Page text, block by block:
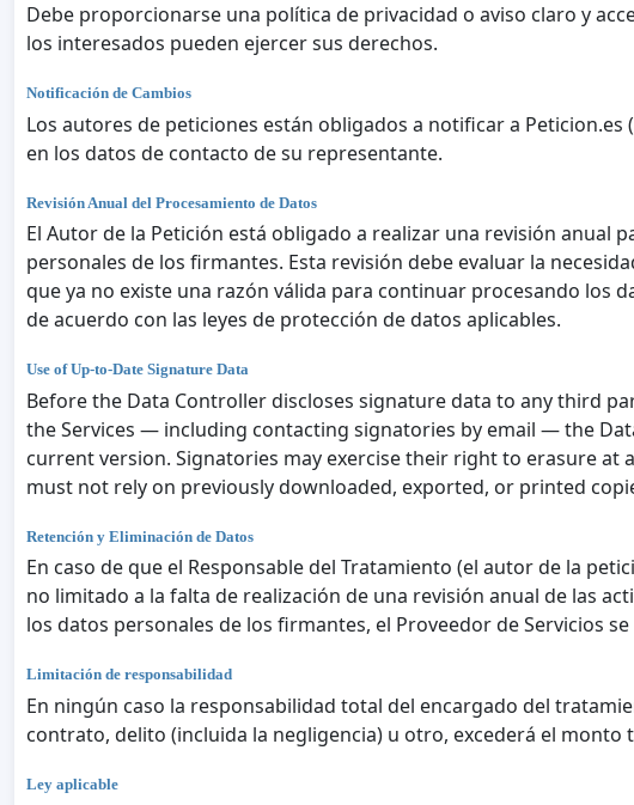
Debe proporcionarse una política de privacidad o aviso claro y
los interesados pueden ejercer sus derechos.
Notificación de Cambios
Los autores de peticiones están obligados a notificar a
en los datos de contacto de su representante.
Revisión Anual del Procesamiento de Datos
El Autor de la Petición está obligado a realizar una revisión
personales de los firmantes. Esta revisión debe evaluar la
que ya no existe una razón válida para continuar procesando los
de acuerdo con las leyes de protección de datos aplicables.
Use of Up-to-Date Signature Data
Before the Data Controller discloses signature data to any third
the Services — including contacting signatories by email — the
current version. Signatories may exercise their right to erasure at
must not rely on previously downloaded, exported, or printed
Retención y Eliminación de Datos
En caso de que el Responsable del Tratamiento (el autor de la
no limitado a la falta de realización de una revisión anual de las
los datos personales de los firmantes, el Proveedor de Servicios
Limitación de responsabilidad
En ningún caso la responsabilidad total del encargado del
contrato, delito (incluida la negligencia) u otro, excederá el
Ley aplicable